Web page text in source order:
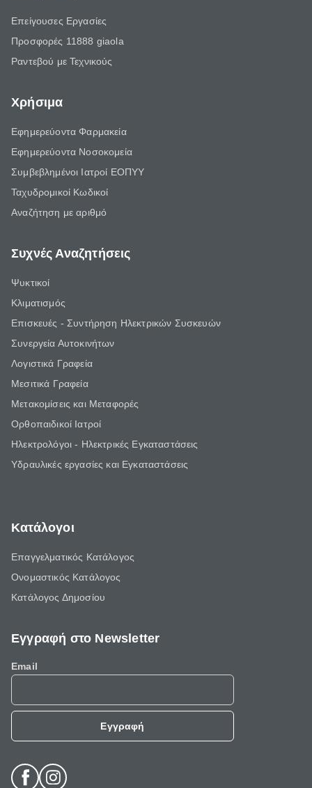
Επείγουσες Εργασίες
Προσφορές 11888 giaola
Ραντεβού με Τεχνικούς
Χρήσιμα
Εφημερεύοντα Φαρμακεία
Εφημερεύοντα Νοσοκομεία
Συμβεβλημένοι Ιατροί ΕΟΠΥΥ
Ταχυδρομικοί Κωδικοί
Αναζήτηση με αριθμό
Συχνές Αναζητήσεις
Ψυκτικοί
Κλιματισμός
Επισκευές - Συντήρηση Ηλεκτρικών Συσκευών
Συνεργεία Αυτοκινήτων
Λογιστικά Γραφεία
Μεσιτικά Γραφεία
Μετακομίσεις και Μεταφορές
Ορθοπαιδικοί Ιατροί
Ηλεκτρολόγοι - Ηλεκτρικές Εγκαταστάσεις
Υδραυλικές εργασίες και Εγκαταστάσεις
Κατάλογοι
Επαγγελματικός Κατάλογος
Ονομαστικός Κατάλογος
Κατάλογος Δημοσίου
Εγγραφή στο Newsletter
Email
Εγγραφή